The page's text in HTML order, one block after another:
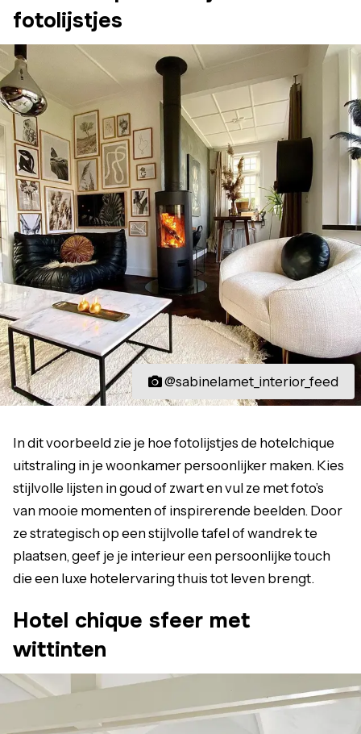
fotolijstjes
@sabinelamet_interior_feed
In dit voorbeeld zie je hoe fotolijstjes de hotelchique
uitstraling in je woonkamer persoonlijker maken. Kies
stijlvolle lijsten in goud of zwart en vul ze met foto’s
van mooie momenten of inspirerende beelden. Door
ze strategisch op een stijlvolle tafel of wandrek te
plaatsen, geef je je interieur een persoonlijke touch
die een luxe hotelervaring thuis tot leven brengt.
Hotel chique sfeer met
wittinten